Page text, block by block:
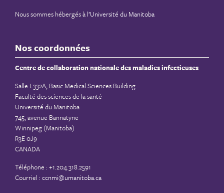
Nous sommes hébergés à l’Université du Manitoba
Nos coordonnées
Centre de collaboration nationale des maladies infectieuses
Salle L332A, Basic Medical Sciences Building
Faculté des sciences de la santé
Université du Manitoba
745, avenue Bannatyne
Winnipeg (Manitoba)
R3E 0J9
CANADA
Téléphone : +1.204.318.2591
Courriel : ccnmi@umanitoba.ca